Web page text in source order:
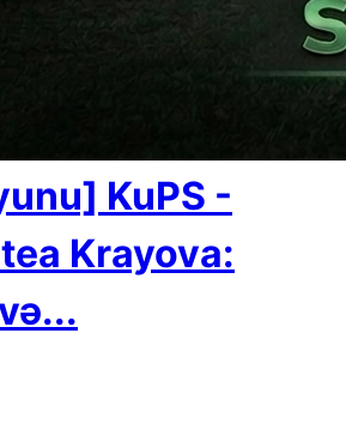
KuPS -
Krayova: